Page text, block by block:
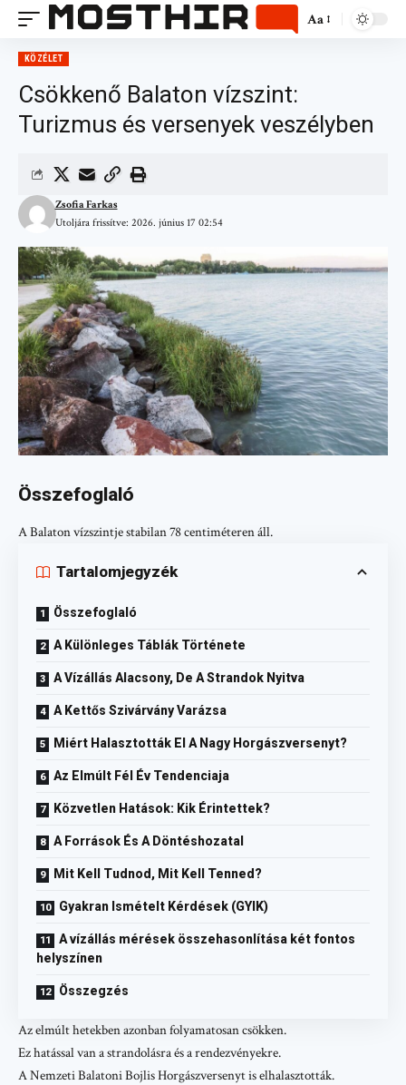
Aa
KÖZÉLET
Csökkenő Balaton vízszint:
Turizmus és versenyek veszélyben
Utoljára frissítve: 2026. június 17 02:54
Zsofia Farkas
Összefoglaló
A Balaton vízszintje stabilan 78 centiméteren áll.
Tartalomjegyzék
Összefoglaló
A Különleges Táblák Története
A Vízállás Alacsony, De A Strandok Nyitva
A Kettős Szivárvány Varázsa
Miért Halasztották El A Nagy Horgászversenyt?
Az Elmúlt Fél Év Tendenciaja
Közvetlen Hatások: Kik Érintettek?
A Források És A Döntéshozatal
Mit Kell Tudnod, Mit Kell Tenned?
Gyakran Ismételt Kérdések (GYIK)
A vízállás mérések összehasonlítása két fontos
helyszínen
Összegzés
Az elmúlt hetekben azonban folyamatosan csökken.
Ez hatással van a strandolásra és a rendezvényekre.
A Nemzeti Balatoni Bojlis Horgászversenyt is elhalasztották.